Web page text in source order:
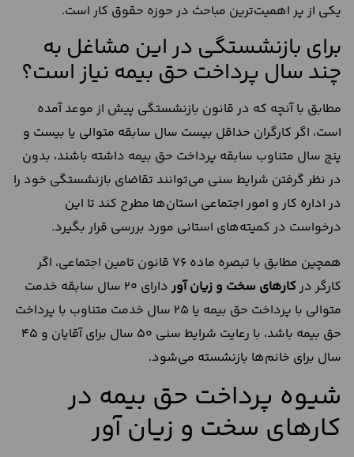
یکی از پر اهمیت‌ترین مباحث در حوزه حقوق کار است.
برای بازنشستگی در این مشاغل به
چند سال پرداخت حق بیمه نیاز است؟
مطابق با آنچه که در قانون بازنشستگی پیش از موعد آمده
است، اگر کارگران حداقل بیست سال سابقه متوالی یا بیست و
پنج سال متناوب سابقه پرداخت حق بیمه داشته باشند، بدون
در نظر گرفتن شرایط سنی می‌توانند تقاضای بازنشستگی خود را
در اداره کار و امور اجتماعی استان‌ها مطرح کند تا این
درخواست در کمیته‌های استانی مورد بررسی قرار بگیرد.
همچین مطابق با تبصره ماده 76 قانون تامین اجتماعی، اگر
کارگر در کارهای سخت و زیان آور
دارای 20 سال سابقه خدمت
متوالی با پرداخت حق بیمه یا 25 سال خدمت متناوب با پرداخت
حق بیمه باشد، با رعایت شرایط سنی 50 سال برای آقایان و 45
سال برای خانم‌ها بازنشسته می‌شود.
شیوه پرداخت حق بیمه در
کارهای سخت و زیان آور